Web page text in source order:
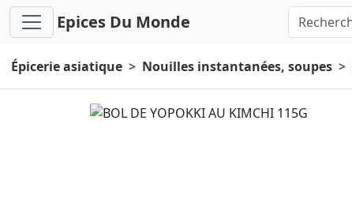
Epices Du Monde
Épicerie asiatique Nouilles instantanées, soupes